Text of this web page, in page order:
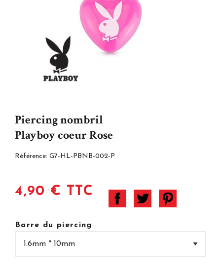
Piercing nombril
Playboy coeur Rose
Référence: G7-HL-PBNB-002-P
4,90 € TTC
Barre du piercing